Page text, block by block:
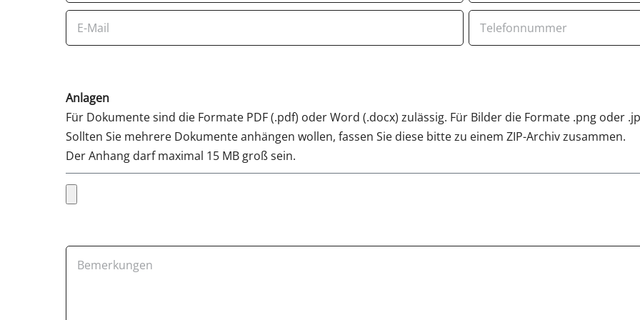
Anlagen
Für Dokumente sind die Formate PDF (.pdf) oder Word (.docx) zulässig. Für Bilder die Formate .png oder
Sollten Sie mehrere Dokumente anhängen wollen, fassen Sie diese bitte zu einem ZIP-Archiv zusammen.
Der Anhang darf maximal 15 MB groß sein.